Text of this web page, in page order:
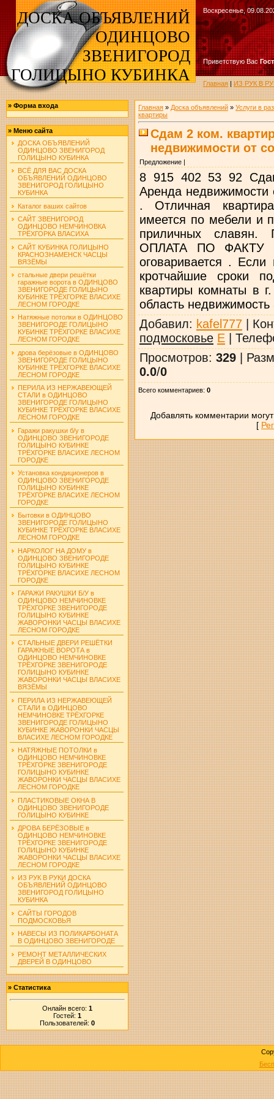
ДОСКА ОБЪЯВЛЕНИЙ
ОДИНЦОВО
ЗВЕНИГОРОД
ГОЛИЦЫНО КУБИНКА
Воскресенье,
Приветствую Вас
Главная|ИЗ РУК В
» Форма входа
» Меню сайта
ДОСКА ОБЪЯВЛЕНИЙ
ОДИНЦОВО ЗВЕНИГОРОД
ГОЛИЦЫНО КУБИНКА
ВСЁ ДЛЯ ВАС ДОСКА
ОБЪЯВЛЕНИЙ ОДИНЦОВО
ЗВЕНИГОРОД ГОЛИЦЫНО
КУБИНКА
Каталог ваших сайтов
САЙТ ЗВЕНИГОРОД
ОДИНЦОВО НЕМЧИНОВКА
ТРЁХГОРКА ВЛАСИХА
САЙТ КУБИНКА ГОЛИЦЫНО
КРАСНОЗНАМЕНСК ЧАСЦЫ
ВЯЗЁМЫ
стальные двери решётки
гаражные ворота в ОДИНЦОВО
ЗВЕНИГОРОДЕ ГОЛИЦЫНО
КУБИНКЕ ТРЁХГОРКЕ ВЛАСИХЕ
ЛЕСНОМ ГОРОДКЕ
Натяжные потолки в ОДИНЦОВО
ЗВЕНИГОРОДЕ ГОЛИЦЫНО
КУБИНКЕ ТРЁХГОРКЕ ВЛАСИХЕ
ЛЕСНОМ ГОРОДКЕ
дрова берёзовые в ОДИНЦОВО
ЗВЕНИГОРОДЕ ГОЛИЦЫНО
КУБИНКЕ ТРЁХГОРКЕ ВЛАСИХЕ
ЛЕСНОМ ГОРОДКЕ
ПЕРИЛА ИЗ НЕРЖАВЕЮЩЕЙ
СТАЛИ в ОДИНЦОВО
ЗВЕНИГОРОДЕ ГОЛИЦЫНО
КУБИНКЕ ТРЁХГОРКЕ ВЛАСИХЕ
ЛЕСНОМ ГОРОДКЕ
Гаражи ракушки б/у в
ОДИНЦОВО ЗВЕНИГОРОДЕ
ГОЛИЦЫНО КУБИНКЕ
ТРЁХГОРКЕ ВЛАСИХЕ ЛЕСНОМ
ГОРОДКЕ
Установка кондиционеров в
ОДИНЦОВО ЗВЕНИГОРОДЕ
ГОЛИЦЫНО КУБИНКЕ
ТРЁХГОРКЕ ВЛАСИХЕ ЛЕСНОМ
ГОРОДКЕ
Бытовки в ОДИНЦОВО
ЗВЕНИГОРОДЕ ГОЛИЦЫНО
КУБИНКЕ ТРЁХГОРКЕ ВЛАСИХЕ
ЛЕСНОМ ГОРОДКЕ
НАРКОЛОГ НА ДОМУ в
ОДИНЦОВО ЗВЕНИГОРОДЕ
ГОЛИЦЫНО КУБИНКЕ
ТРЁХГОРКЕ ВЛАСИХЕ ЛЕСНОМ
ГОРОДКЕ
ГАРАЖИ РАКУШКИ Б/У в
ОДИНЦОВО НЕМЧИНОВКЕ
ТРЁХГОРКЕ ЗВЕНИГОРОДЕ
ГОЛИЦЫНО КУБИНКЕ
ЖАВОРОНКИ ЧАСЦЫ ВЛАСИХЕ
ЛЕСНОМ ГОРОДКЕ
СТАЛЬНЫЕ ДВЕРИ РЕШЁТКИ
ГАРАЖНЫЕ ВОРОТА в
ОДИНЦОВО НЕМЧИНОВКЕ
ТРЁХГОРКЕ ЗВЕНИГОРОДЕ
ГОЛИЦЫНО КУБИНКЕ
ЖАВОРОНКИ ЧАСЦЫ ВЛАСИХЕ
ВЯЗЁМЫ
ПЕРИЛА ИЗ НЕРЖАВЕЮЩЕЙ
СТАЛИ в ОДИНЦОВО
НЕМЧИНОВКЕ ТРЁХГОРКЕ
ЗВЕНИГОРОДЕ ГОЛИЦЫНО
КУБИНКЕ ЖАВОРОНКИ ЧАСЦЫ
ВЛАСИХЕ ЛЕСНОМ ГОРОДКЕ
НАТЯЖНЫЕ ПОТОЛКИ в
ОДИНЦОВО НЕМЧИНОВКЕ
ТРЁХГОРКЕ ЗВЕНИГОРОДЕ
ГОЛИЦЫНО КУБИНКЕ
ЖАВОРОНКИ ЧАСЦЫ ВЛАСИХЕ
ЛЕСНОМ ГОРОДКЕ
ПЛАСТИКОВЫЕ ОКНА В
ОДИНЦОВО ЗВЕНИГОРОДЕ
ГОЛИЦЫНО КУБИНКЕ
ДРОВА БЕРЁЗОВЫЕ в
ОДИНЦОВО НЕМЧИНОВКЕ
ТРЁХГОРКЕ ЗВЕНИГОРОДЕ
ГОЛИЦЫНО КУБИНКЕ
ЖАВОРОНКИ ЧАСЦЫ ВЛАСИХЕ
ЛЕСНОМ ГОРОДКЕ
ИЗ РУК В РУКИ ДОСКА
ОБЪЯВЛЕНИЙ ОДИНЦОВО
ЗВЕНИГОРОД ГОЛИЦЫНО
КУБИНКА
САЙТЫ ГОРОДОВ
ПОДМОСКОВЬЯ
НАВЕСЫ ИЗ ПОЛИКАРБОНАТА
В ОДИНЦОВО ЗВЕНИГОРОДЕ
РЕМОНТ МЕТАЛЛИЧЕСКИХ
ДВЕРЕЙ В ОДИНЦОВО
» Статистика
Онлайн всего: 1
Гостей: 1
Пользователей: 0
Главная» Доска объявлений» Услуги в
квартиры
Сдам 2 ком.
недвижимости от
Предложение |
8 915 402 53 92
Аренда
. Отличная
имеется по мебели и
приличных славян.
ОПЛАТА ПО ФАКТУ
оговаривается .
кротчайшие сроки
квартиры комнаты в
область
Добавил: kafel777|
подмосковье E|
Просмотров: 329|
0.0/0
Всего комментариев: 0
Добавлять комментарии
[